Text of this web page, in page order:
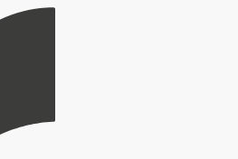
und Informationen zu